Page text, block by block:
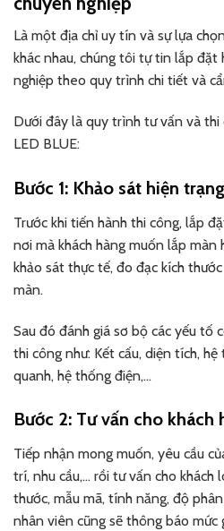
Là một địa chỉ uy tín và sự lựa
khác nhau, chúng tôi tự tin lắp
nghiệp theo quy trình chi tiết và
Dưới đây là quy trình tư vấn và thi
LED BLUE:
Bước 1: Khảo sát hiện trạng
Trước khi tiến hành thi công, lắp
nơi mà khách hàng muốn lắp
khảo sát thực tế, đo đạc kích
màn.
Sau đó đánh giá sơ bộ các yếu tố
thi công như: Kết cấu, diện tích,
quanh, hệ thống điện,…
Bước 2: Tư vấn cho khách
Tiếp nhận mong muốn, yêu cầu
trí, nhu cầu,… rồi tư vấn cho khách
thước, mẫu mã, tính năng, độ
nhân viên cũng sẽ thông báo mức